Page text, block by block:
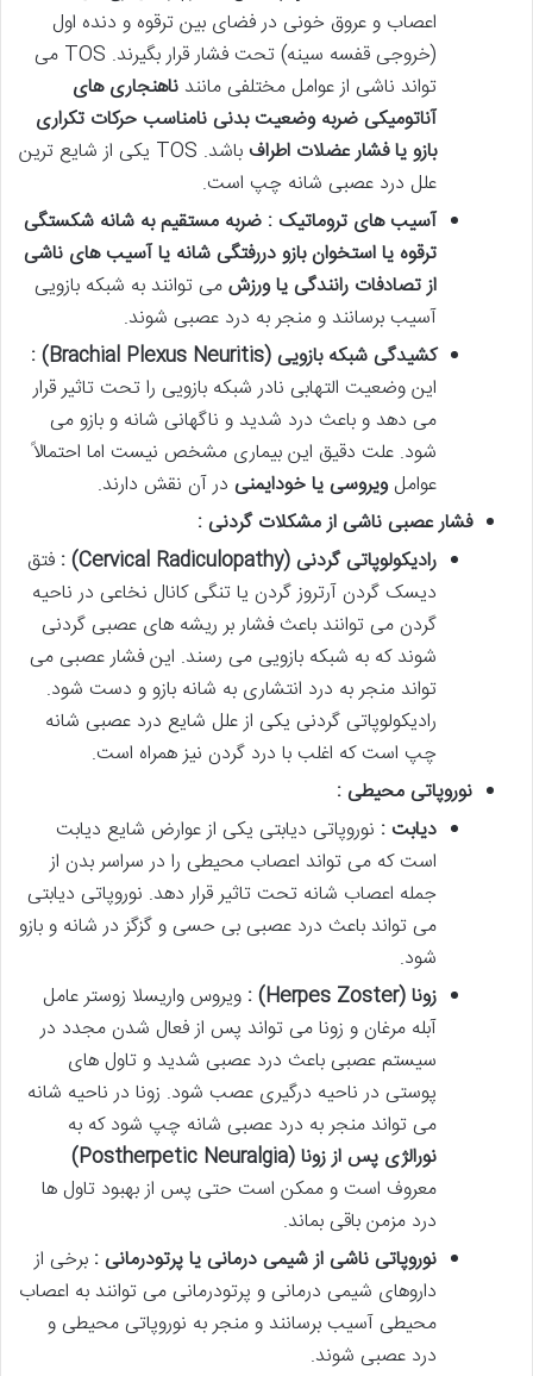
اعصاب و عروق خونی در فضای بین ترقوه و دنده اول
(خروجی قفسه سینه) تحت فشار قرار بگیرند. TOS می
تواند ناشی از عوامل مختلفی مانندناهنجاری های
آناتومیکی ضربه وضعیت بدنی نامناسب حرکات تکراری
بازو یا فشار عضلات اطراف
باشد. TOS یکی از شایع ترین
علل درد عصبی شانه چپ است.
آسیب های تروماتیک : ضربه مستقیم به شانه شکستگی
ترقوه یا استخوان بازو دررفتگی شانه یا آسیب های ناشی
از تصادفات رانندگی یا ورزشمی توانند به شبکه بازویی
آسیب برسانند و منجر به درد عصبی شوند.
کشیدگی شبکه بازویی(Brachial Plexus Neuritis)
:
این وضعیت التهابی نادر شبکه بازویی را تحت تاثیر قرار
می دهد و باعث درد شدید و ناگهانی شانه و بازو می
شود. علت دقیق این بیماری مشخص نیست اما احتمالاً
عواملویروسی یا خودایمنی در آن نقش دارند.
فشار عصبی ناشی از مشکلات گردنی :
رادیکولوپاتی گردنی(Cervical Radiculopathy)
: فتق
دیسک گردن آرتروز گردن یا تنگی کانال نخاعی در ناحیه
گردن می توانند باعث فشار بر ریشه های عصبی گردنی
شوند که به شبکه بازویی می رسند. این فشار عصبی می
تواند منجر به درد انتشاری به شانه بازو و دست شود.
رادیکولوپاتی گردنی یکی از علل شایع درد عصبی شانه
چپ است که اغلب با درد گردن نیز همراه است.
نوروپاتی محیطی :
دیابت : نوروپاتی دیابتی یکی از عوارض شایع دیابت
است که می تواند اعصاب محیطی را در سراسر بدن از
جمله اعصاب شانه تحت تاثیر قرار دهد. نوروپاتی دیابتی
می تواند باعث درد عصبی بی حسی و گزگز در شانه و بازو
شود.
زونا(Herpes Zoster)
: ویروس واریسلا زوستر عامل
آبله مرغان و زونا می تواند پس از فعال شدن مجدد در
سیستم عصبی باعث درد عصبی شدید و تاول های
پوستی در ناحیه درگیری عصب شود. زونا در ناحیه شانه
می تواند منجر به درد عصبی شانه چپ شود که به
نورالژی پس از زونا(Postherpetic Neuralgia)
معروف است و ممکن است حتی پس از بهبود تاول ها
درد مزمن باقی بماند.
نوروپاتی ناشی از شیمی درمانی یا پرتودرمانی : برخی از
داروهای شیمی درمانی و پرتودرمانی می توانند به اعصاب
محیطی آسیب برسانند و منجر به نوروپاتی محیطی و
درد عصبی شوند.